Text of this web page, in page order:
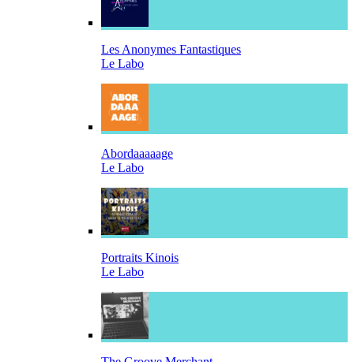
Les Anonymes Fantastiques
Le Labo
Abordaaaaage
Le Labo
Portraits Kinois
Le Labo